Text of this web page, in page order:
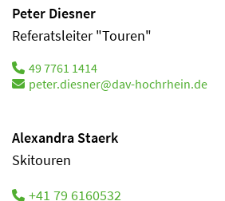
Peter Diesner
Referatsleiter "Touren"
49 7761 1414
peter.diesner@dav-hochrhein.de
Alexandra Staerk
Skitouren
+41 79 6160532